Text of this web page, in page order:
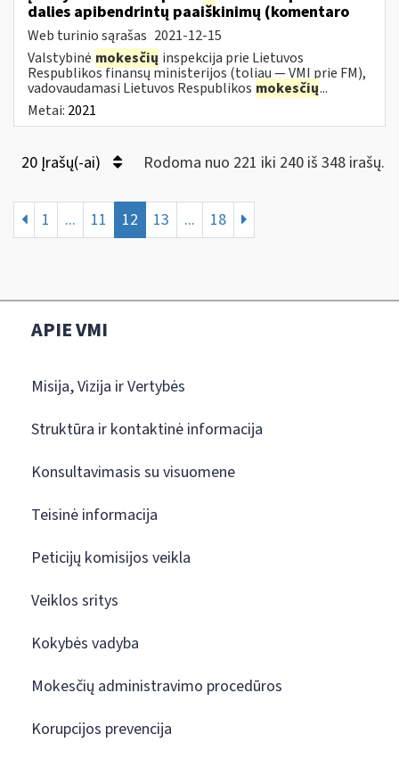
dalies apibendrintų paaiškinimų (komentaro
Web turinio sąrašas 2021-12-15
Valstybinė mokesčių inspekcija prie Lietuvos
Respublikos finansų ministerijos (toliau — VMI prie FM),
vadovaudamasi Lietuvos Respublikos mokesčių...
Metai: 2021
20 Įrašų(-ai) Rodoma nuo 221 iki 240 iš 348 irašų.
1 ... 11 12 13 ... 18
APIE VMI
Misija, Vizija ir Vertybės
Struktūra ir kontaktinė informacija
Konsultavimasis su visuomene
Teisinė informacija
Peticijų komisijos veikla
Veiklos sritys
Kokybės vadyba
Mokesčių administravimo procedūros
Korupcijos prevencija